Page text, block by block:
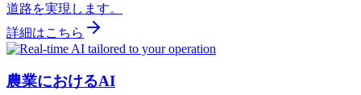
道路を実現します。
詳細はこちら
農業におけるAI